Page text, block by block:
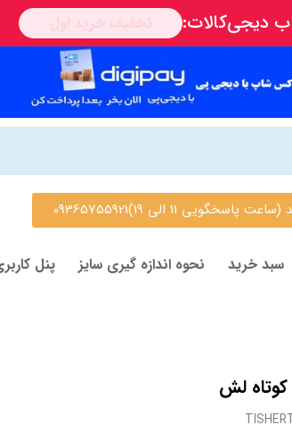
11 الی 19)09365755921
سبد خرید نحوه اندازه گیری سایز پنل
لش